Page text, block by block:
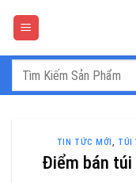
Tìm
TIN TỨC MỚI , TÚI
Điểm bán